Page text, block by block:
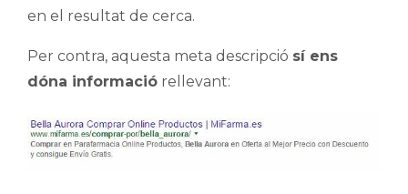
en el resultat de cerca.
Per contra, aquesta meta descripció sí ens
dóna informació rellevant: